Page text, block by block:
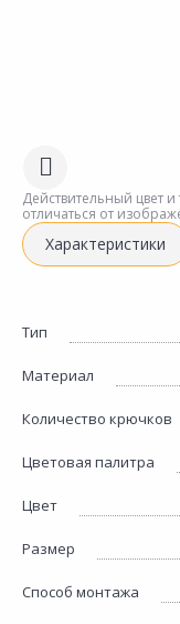
Действительный цвет и
отличаться от
Характеристики
Тип
Материал
Количество крючков
Цветовая палитра
Цвет
Размер
Способ монтажа